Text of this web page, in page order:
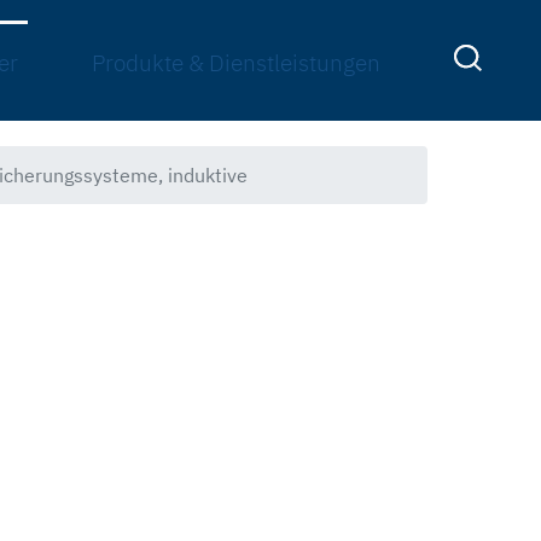
Produkte & Dienstleistungen
induktive